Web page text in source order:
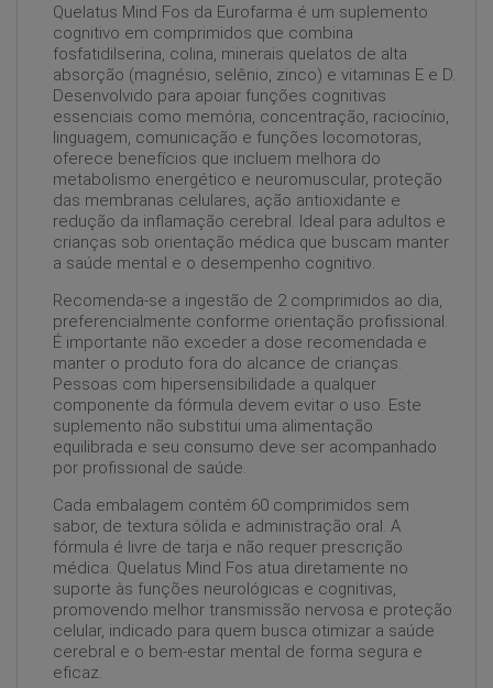
Quelatus Mind Fos da Eurofarma é um suplemento
cognitivo em comprimidos que combina
fosfatidilserina, colina, minerais quelatos de alta
absorção (magnésio, selênio, zinco) e vitaminas E e D.
Desenvolvido para apoiar funções cognitivas
essenciais como memória, concentração, raciocínio,
linguagem, comunicação e funções locomotoras,
oferece benefícios que incluem melhora do
metabolismo energético e neuromuscular, proteção
das membranas celulares, ação antioxidante e
redução da inflamação cerebral. Ideal para adultos e
crianças sob orientação médica que buscam manter
a saúde mental e o desempenho cognitivo.
Recomenda-se a ingestão de 2 comprimidos ao dia,
preferencialmente conforme orientação profissional.
É importante não exceder a dose recomendada e
manter o produto fora do alcance de crianças.
Pessoas com hipersensibilidade a qualquer
componente da fórmula devem evitar o uso. Este
suplemento não substitui uma alimentação
equilibrada e seu consumo deve ser acompanhado
por profissional de saúde.
Cada embalagem contém 60 comprimidos sem
sabor, de textura sólida e administração oral. A
fórmula é livre de tarja e não requer prescrição
médica. Quelatus Mind Fos atua diretamente no
suporte às funções neurológicas e cognitivas,
promovendo melhor transmissão nervosa e proteção
celular, indicado para quem busca otimizar a saúde
cerebral e o bem-estar mental de forma segura e
eficaz.